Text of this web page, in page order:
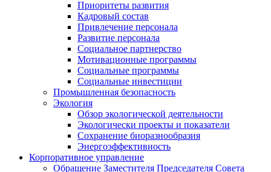
Приоритеты развития
Кадровый состав
Привлечение персонала
Развитие персонала
Социальное партнерство
Мотивационные программы
Социальные программы
Социальные инвестиции
Промышленная безопасность
Экология
Обзор экологической деятельности
Экологически проекты и показатели
Сохранение биоразнообразия
Энергоэффективность
Корпоративное управление
Обращение Заместителя Председателя Совета